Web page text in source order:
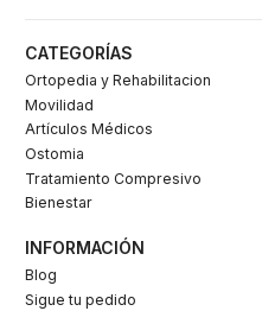
CATEGORÍAS
Ortopedia y Rehabilitacion
Movilidad
Artículos Médicos
Ostomia
Tratamiento Compresivo
Bienestar
INFORMACIÓN
Blog
Sigue tu pedido